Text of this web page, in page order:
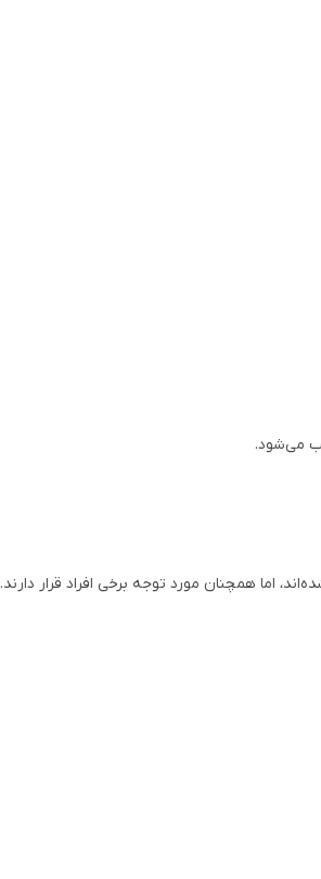
می‌شود.
اما همچنان مورد توجه برخی افراد قرار دارند.